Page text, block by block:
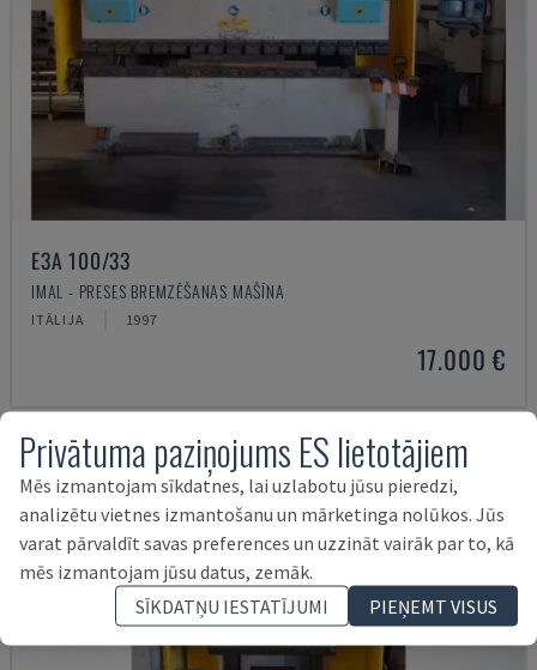
E3A 100/33
IMAL - PRESES BREMZĒŠANAS MAŠĪNA
ITĀLIJA 1997
17.000 €
Privātuma paziņojums ES lietotājiem
Mēs izmantojam sīkdatnes, lai uzlabotu jūsu pieredzi,
analizētu vietnes izmantošanu un mārketinga nolūkos. Jūs
varat pārvaldīt savas preferences un uzzināt vairāk par to, kā
mēs izmantojam jūsu datus, zemāk.
SĪKDATŅU IESTATĪJUMI
PIEŅEMT VISUS